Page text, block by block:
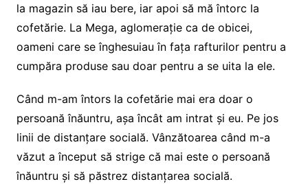
la magazin să iau bere, iar apoi să mă întorc la
cofetărie. La Mega, aglomerație ca de obicei,
oameni care se înghesuiau în fața rafturilor pentru a
cumpăra produse sau doar pentru a se uita la ele.
Când m-am întors la cofetărie mai era doar o
persoană înăuntru, așa încât am intrat și eu. Pe jos
linii de distanțare socială. Vânzătoarea când m-a
văzut a început să strige că mai este o persoană
înăuntru și să păstrez distanțarea socială.